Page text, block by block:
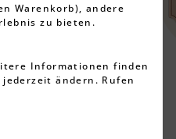
Bilderrahmen
GRAVUR
Warenkorb), andere
zu bieten.
Informationen finden
ändern. Rufen